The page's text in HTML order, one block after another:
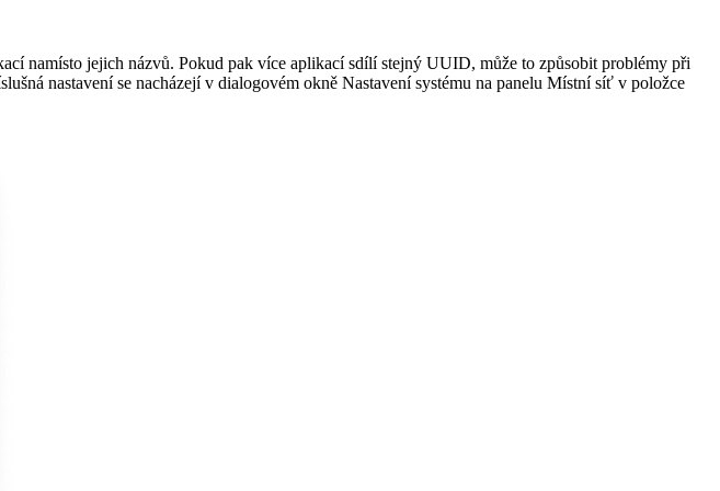
namísto jejich názvů. Pokud pak více aplikací sdílí stejný UUID, může to způsobit problémy při
nastavení se nacházejí v dialogovém okně Nastavení systému na panelu Místní síť v položce